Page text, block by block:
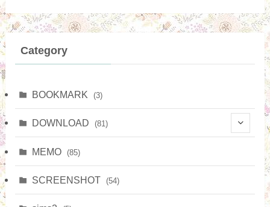
Category
BOOKMARK (3)
DOWNLOAD (81)
(15)
MEMO (85)
SCREENSHOT (54)